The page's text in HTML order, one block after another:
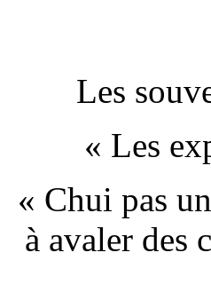
Les
« Les
« Chui pas
à avaler des